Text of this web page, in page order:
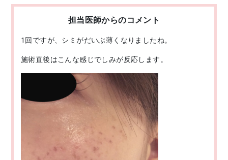
担当医師からのコメント
1回ですが、シミがだいぶ薄くなりましたね。
施術直後はこんな感じでしみが反応します。